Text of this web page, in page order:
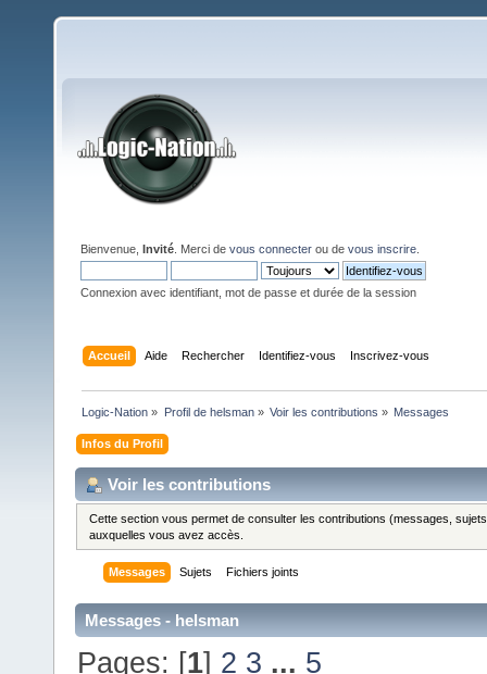
Bienvenue, Invité . Merci de vous connecter ou de vous inscrire
Connexion avec identifiant, mot de passe et durée de la session
Accueil Aide Rechercher Identifiez-vous Inscrivez-vous
Logic-Nation » Profil de helsman» Voir les contributions » Messages
Infos du Profil
Voir les contributions
Cette section vous permet de consulter les contributions (messages,
auxquelles vous avez accès.
Messages Sujets Fichiers joints
Messages - helsman
Pages: [1] 2 3 ... 5